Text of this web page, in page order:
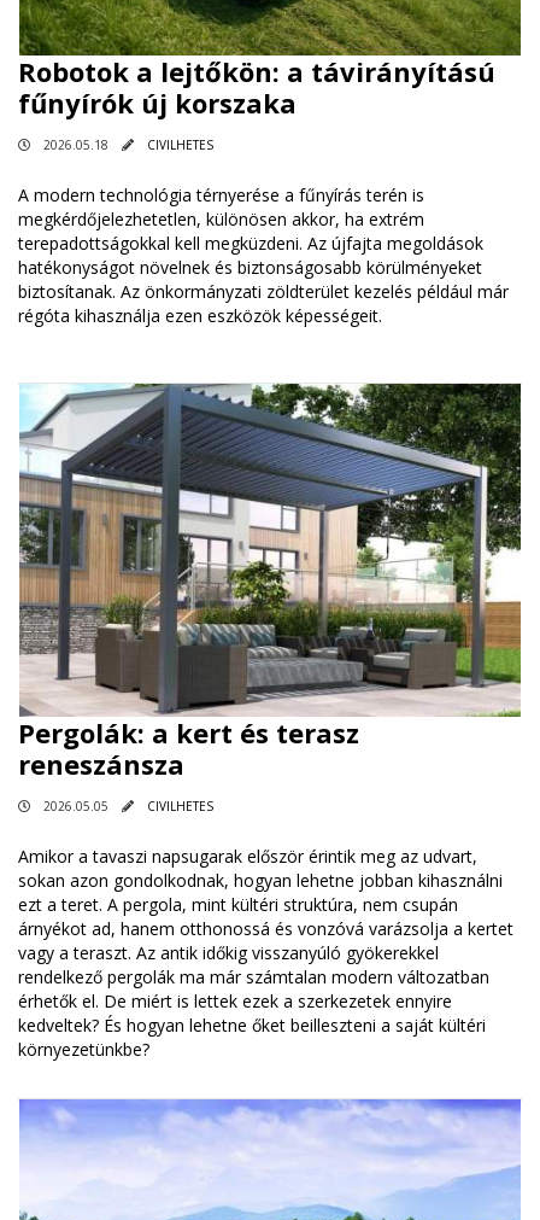
Robotok a lejtőkön: a távirányítású
fűnyírók új korszaka
2026.05.18 CIVILHETES
A modern technológia térnyerése a fűnyírás terén is
megkérdőjelezhetetlen, különösen akkor, ha extrém
terepadottságokkal kell megküzdeni. Az újfajta megoldások
hatékonyságot növelnek és biztonságosabb körülményeket
biztosítanak. Az önkormányzati zöldterület kezelés például már
régóta kihasználja ezen eszközök képességeit.
Pergolák: a kert és terasz
reneszánsza
2026.05.05 CIVILHETES
Amikor a tavaszi napsugarak először érintik meg az udvart,
sokan azon gondolkodnak, hogyan lehetne jobban kihasználni
ezt a teret. A pergola, mint kültéri struktúra, nem csupán
árnyékot ad, hanem otthonossá és vonzóvá varázsolja a kertet
vagy a teraszt. Az antik időkig visszanyúló gyökerekkel
rendelkező pergolák ma már számtalan modern változatban
érhetők el. De miért is lettek ezek a szerkezetek ennyire
kedveltek? És hogyan lehetne őket beilleszteni a saját kültéri
környezetünkbe?